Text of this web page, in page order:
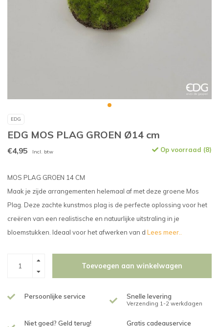
EDG
EDG MOS PLAG GROEN Ø14 cm
€4,95 Incl. btw Op voorraad (8)
MOS PLAG GROEN 14 CM
Maak je zijde arrangementen helemaal af met deze groene Mos
Plag. Deze zachte kunstmos plag is de perfecte oplossing voor het
creëren van een realistische en natuurlijke uitstraling in je
bloemstukken. Ideaal voor het afwerken van d Lees meer..
Toevoegen aan winkelwagen
Persoonlijke service Snelle levering
Verzending 1-2 werkdagen
Niet goed? Geld terug! Gratis cadeauservice